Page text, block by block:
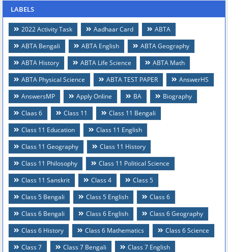
LABELS
2022 Activity Task Aadhaar Card
ABTA
ABTA Bengali
ABTA English
ABTA Geography
ABTA History
ABTA Life Science
ABTA Math
ABTA Physical Science
ABTA TEST PAPER
AnswerHS
AnswersMP
Apply Online BA
Biography
Claas 6
Class 11
Class 11 Bengali
Class 11 Education
Class 11 English
Class 11 Geography
Class 11 History
Class 11 Philosophy
Class 11 Political Science
Class 11 Sanskrit
Class 4
Class 5
Class 5 Bengali
Class 5 English
Class 6
Class 6 Bengali
Class 6 English
Class 6 Geography
Class 6 History
Class 6 Mathematics
Class 6 Science
Class 7
Class 7 Bengali
Class 7 English